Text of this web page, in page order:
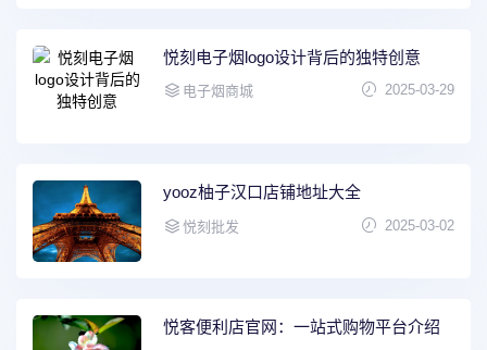
悦刻电子烟logo设计背后的独特创意
电子烟商城 2025-03-29
yooz柚子汉口店铺地址大全
悦刻批发 2025-03-02
悦客便利店官网：一站式购物平台介绍